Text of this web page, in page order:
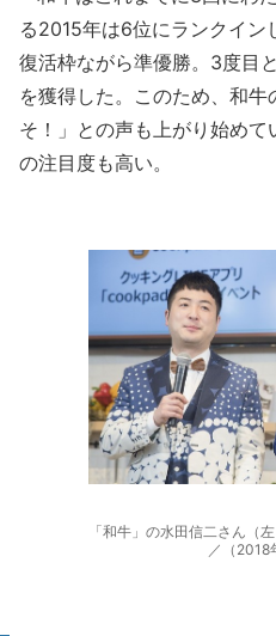
る2015年は6位にランクイン
復活枠ながら準優勝。3度目
を獲得した。このため、和牛
そ！」との声も上がり始め
の注目度も高い。
「和牛」の水田信二さん（
／（2018